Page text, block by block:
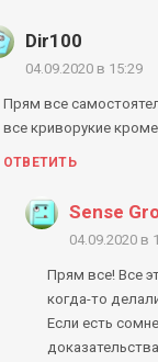
Dir100
04.09.2020 в 15:29
Прям все
все криворукие
ОТВЕТИТЬ
Sense
04.09.2020 в
Прям все! Все
когда-то
Если есть